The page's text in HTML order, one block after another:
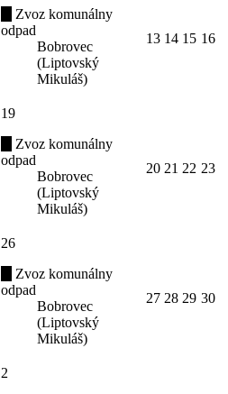
Zvoz komunálny
odpad
Bobrovec
(Liptovský
Mikuláš)
13 14 15 16
19
Zvoz komunálny
odpad
Bobrovec
(Liptovský
Mikuláš)
20 21 22 23
26
Zvoz komunálny
odpad
Bobrovec
(Liptovský
Mikuláš)
27 28 29 30
2